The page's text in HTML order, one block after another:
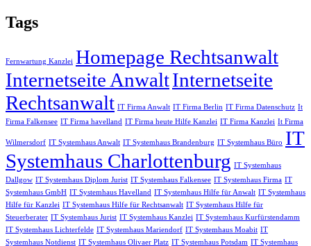
Tags
Fernwartung Kanzlei Homepage Rechtsanwalt
Internetseite AnwaltInternetseite
Rechtsanwalt IT Firma Anwalt IT Firma Berlin IT Firma Datenschutz It
Firma Falkensee IT Firma havelland IT Firma heute Hilfe Kanzlei IT Firma Kanzlei It Firma
Wilmersdorf IT Systemhaus Anwalt IT Systemhaus Brandenburg IT Systemhaus Büro IT
Systemhaus Charlottenburg IT Systemhaus
Dallgow IT Systemhaus Diplom Jurist IT Systemhaus Falkensee IT Systemhaus Firma IT
Systemhaus GmbH IT Systemhaus Havelland IT Systemhaus Hilfe für Anwalt IT Systemhaus
Hilfe für Kanzlei IT Systemhaus Hilfe für Rechtsanwalt IT Systemhaus Hilfe für
Steuerberater IT Systemhaus Jurist IT Systemhaus Kanzlei IT Systemhaus Kurfürstendamm
IT Systemhaus Lichterfelde IT Systemhaus Mariendorf IT Systemhaus Moabit IT
Systemhaus Notdienst IT Systemhaus Olivaer Platz IT Systemhaus Potsdam IT Systemhaus